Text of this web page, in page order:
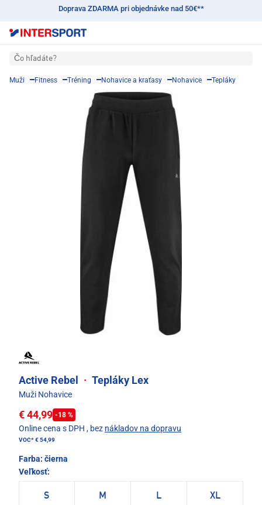
Doprava ZDARMA pri objednávke nad 50€**
Čo hľadáte?
Muži Fitness Tréning Nohavice a kraťasy Nohavice Tepláky
Active Rebel · Tepláky Lex
Muži Nohavice
€ 44,99 -18 %
Online cena s DPH , bez nákladov na dopravu
VOC*€ 54,99
Farba: čierna
Veľkosť:
S M L XL